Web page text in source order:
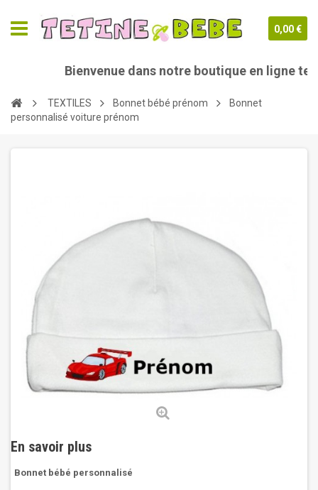
0,00 €
Bienvenue dans notre boutique en ligne
TEXTILES Bonnet bébé prénom
Bonnet
personnalisé voiture prénom
En savoir plus
Bonnet bébé personnalisé